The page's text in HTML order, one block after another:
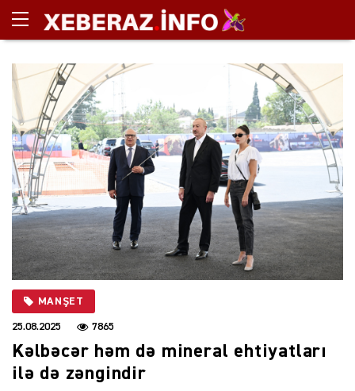
MANŞET
25.08.2025 7865
Kəlbəcər həm də mineral ehtiyatları
ilə də zəngindir